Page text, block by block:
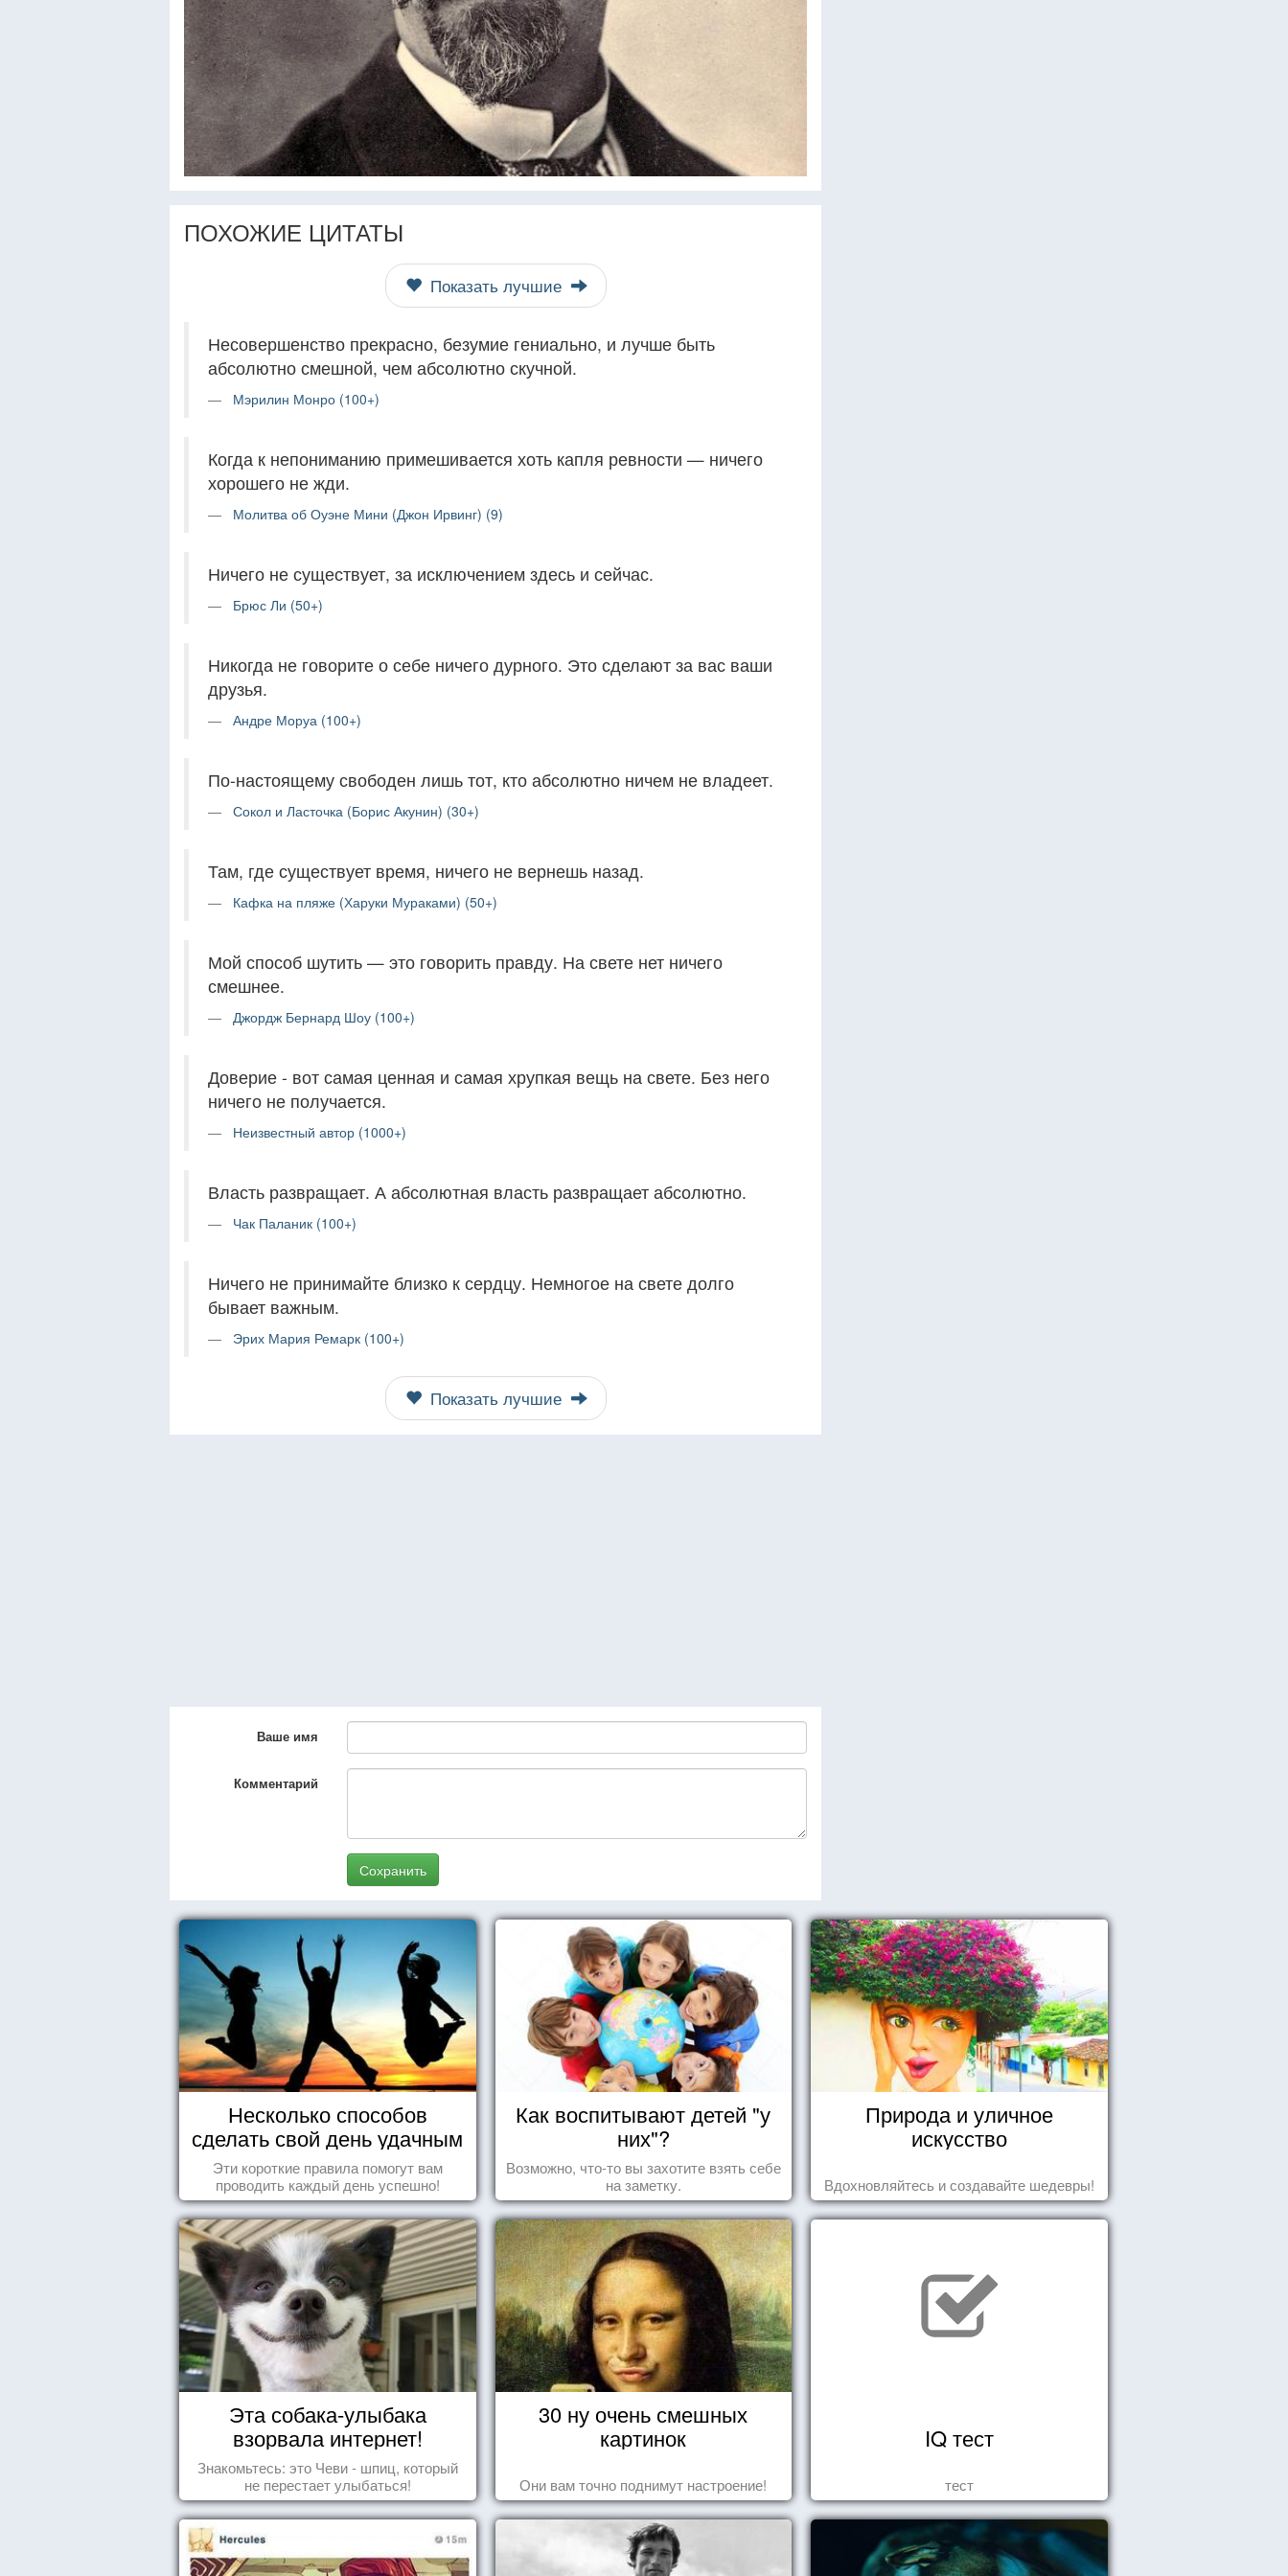
ПОХОЖИЕ ЦИТАТЫ
Показать лучшие
Несовершенство прекрасно, безумие гениально, и лучше быть
абсолютно смешной, чем абсолютно скучной.
Мэрилин Монро (100+)
Когда к непониманию примешивается хоть капля ревности — ничего
хорошего не жди.
Молитва об Оуэне Мини (Джон Ирвинг) (9)
Ничего не существует, за исключением здесь и сейчас.
Брюс Ли (50+)
Никогда не говорите о себе ничего дурного. Это сделают за вас ваши
друзья.
Андре Моруа (100+)
По-настоящему свободен лишь тот, кто абсолютно ничем не владеет.
Сокол и Ласточка (Борис Акунин) (30+)
Там, где существует время, ничего не вернешь назад.
Кафка на пляже (Харуки Мураками) (50+)
Мой способ шутить — это говорить правду. На свете нет ничего
смешнее.
Джордж Бернард Шоу (100+)
Доверие - вот самая ценная и самая хрупкая вещь на свете. Без него
ничего не получается.
Неизвестный автор (1000+)
Власть развращает. А абсолютная власть развращает абсолютно.
Чак Паланик (100+)
Ничего не принимайте близко к сердцу. Немногое на свете долго
бывает важным.
Эрих Мария Ремарк (100+)
Показать лучшие
Ваше имя
Комментарий
Сохранить
Несколько способов
сделать свой день удачным
Эти короткие правила помогут вам
проводить каждый день успешно!
Как воспитывают детей "у
них"?
Возможно, что-то вы захотите взять себе
на заметку.
Природа и уличное
искусство
Вдохновляйтесь и создавайте шедевры!
Эта собака-улыбака
взорвала интернет!
Знакомьтесь: это Чеви - шпиц, который
не перестает улыбаться!
30 ну очень смешных
картинок
Они вам точно поднимут настроение!
IQ тест
тест